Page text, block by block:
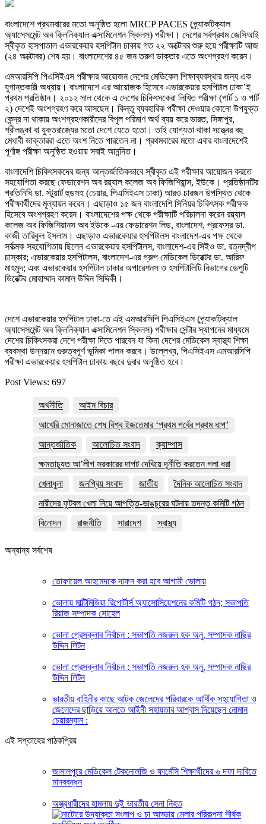
বাংলাদেশে প্রথমবারের মতো অনুষ্ঠিত হলো MRCP PACES (প্র্যাকটিক্যাল
অ্যাসেসমেন্ট অব ক্লিনিক্যাল এক্সামিনেশন স্কিলস) পরীক্ষা। দেশের সর্বপ্রথম জেসিআই
স্বীকৃত হাসপাতাল এভারকেয়ার হসপিটাল ঢাকায় গত ২২ অক্টোবর শুরু হয়ে পরীক্ষাটি আজ
(২৪ অক্টোবর) শেষ হয়। বাংলাদেশের ৪৫ জন তরুণ ডাক্তার এতে অংশগ্রহণ করেন।
এমআরসিপি পিএসিইএস পরীক্ষার আয়োজন দেশের মেডিকেল শিক্ষাব্যবস্থার জন্য এক
যুগান্তকারী অধ্যায়। বাংলাদেশে এর আয়োজক হিসেবে এভারকেয়ার হসপিটাল ঢাকা’ই
প্রথম প্রতিষ্ঠান। ২০১২ সাল থেকে এ দেশের চিকিৎসকেরা লিখিত পরীক্ষা (পার্ট ১ ও পার্ট
২) দেশেই অংশগ্রহণ করে আসছেন। কিন্তু ব্যবহারিক পরীক্ষা দেওয়ার কোনো উপযুক্ত
কেন্দ্র না থাকায় অংশগ্রহণকারীদের বিপুল পরিমাণ অর্থ ব্যয় করে ভারত, সিঙ্গাপুর,
শ্রীলঙ্কা বা যুক্তরাজ্যের মতো দেশে যেতে হতো। তাই যোগ্যতা থাকা সত্ত্বের বহু
মেধাবী ডাক্তাররা এতে অংশ নিতে পারতেন না। প্রথমবারের মতো এবার বাংলাদেশেই
পূর্ণাঙ্গ পরীক্ষা অনুষ্ঠিত হওয়ায় সবাই আনন্দিত।
বাংলাদেশি চিকিৎসকদের জন্য আন্তর্জাতিকভাবে স্বীকৃত এই পরীক্ষার আয়োজন করতে
সহযোগিতা করছে ফেডারেশন অব রয়্যাল কলেজ অব ফিজিশিয়ান্স, ইউকে। প্রতিষ্ঠানটির
প্রতিনিধি ডা. স্টুয়ার্ট হুডসহ (চেয়ার, পিএসিইএস ঢাকা) আরও চারজন উপস্থিত থেকে
পরীক্ষার্থীদের মূল্যায়ন করেন। এছাড়াও ১৫ জন বাংলাদেশি সিনিয়র চিকিৎসক পরীক্ষক
হিসেবে অংশগ্রহণ করেন। বাংলাদেশের পক্ষ থেকে পরীক্ষাটি পরিচালনা করেন রয়্যাল
কলেজ অব ফিজিশিয়ানস অব ইউকে -এর ফেডারেশন লিড, বাংলাদেশ, প্রফেসর ডা.
কাজী তারিকুল ইসলাম। এছাড়াও এভারকেয়ার হসপিটালস বাংলাদেশ-এর পক্ষ থেকে
সর্বাত্মক সহযোগিতায় ছিলেন এভারকেয়ার হসপিটালস, বাংলাদেশ-এর সিইও ডা. রত্নদ্বীপ
চাস্কার; এভারকেয়ার হসপিটালস, বাংলাদেশ-এর গ্রুপ মেডিকেল ডিরেক্টর ডা. আরিফ
মাহমুদ; এবং এভারকেয়ার হসপিটাল ঢাকার অপারেশনস ও হসপিটালিটি বিভাগের ডেপুটি
ডিরেক্টর মোহাম্মাদ কামাল উদ্দিন সিদ্দিকী।
দেশে এভারকেয়ার হসপিটাল ঢাকা-তে এই এমআরসিপি পিএসিইএস (প্র্যাকটিক্যাল
অ্যাসেসমেন্ট অব ক্লিনিক্যাল এক্সামিনেশন স্কিলস) পরীক্ষার সেন্টার স্থাপনের মাধ্যমে
দেশের চিকিৎসকরা দেশে পরীক্ষা দিতে পারবেন যা কিনা দেশের মেডিকেল স্বাস্থ্য শিক্ষা
ব্যবস্থা উন্নয়নে গুরুত্বপূর্ণ ভূমিকা পালন করবে। উল্লেখ্য, পিএসিইএস এমআরসিপি
পরীক্ষা এভারকেয়ার হসপিটাল ঢাকায় বছরে দুবার অনুষ্ঠিত হবে।
Post Views: 697
অর্থনীতি
আইন বিচার
আখেরি মোনাজাতে শেষ বিশ্ব ইজতেমার ‘প্রথম পর্বের প্রথম ধাপ’
আন্তর্জাতিক
আলোচিত সংবাদ
ক্যাম্পাস
ক্ষমতাচ্যুত আ’লীগ সরকারের দাপট দেখিয়ে দূর্নীতি করতেন গলা ধরা
খেলাধুলা
জনপ্রিয় সংবাদ জাতীয়
দৈনিক আলোচিত সংবাদ
নারীদের ফুটবল খেলা নিয়ে আপত্তি-ভাঙচুরের ঘটনায় তদন্ত কমিটি গঠন
বিনোদন
রাজনীতি সারাদেশ স্বাস্থ্য
অন্যান্য সর্বশেষ
তোফায়েল আহমেদকে দাফন করা হবে আগামী ভোলায়
ভোলায় মাল্টিমিডিয়া রিপোর্টার্স অ্যাসোসিয়েশনের কমিটি গঠন; সভাপতি
রিয়াজ সম্পাদক সোহেল
ভোলা প্রেসক্লাব নির্বাচন : সভাপতি নজরুল হক অনু, সম্পাদক নাছির
উদ্দিন লিটন
ভোলা প্রেসক্লাব নির্বাচন : সভাপতি নজরুল হক অনু, সম্পাদক নাছির
উদ্দিন লিটন
ভারতীয় বাহিনীর কাছে আটক জেলেদের পরিবারকে আর্থিক সহযোগিতা ও
জেলেদের ছাড়িয়ে আনতে আইনী সহায়তার আশ্বাস দিয়েছেন নোমান
চেয়ারম্যান :
এই সপ্তাহের পাঠকপ্রিয়
জামালপুরে মেডিকেল টেকনোলজি ও ফার্মেসি শিক্ষার্থীদের ৬ দফা দাবিতে
মানববন্ধন
অস্ত্রধারীদের হামলায় দুই ভারতীয় সেনা নিহত